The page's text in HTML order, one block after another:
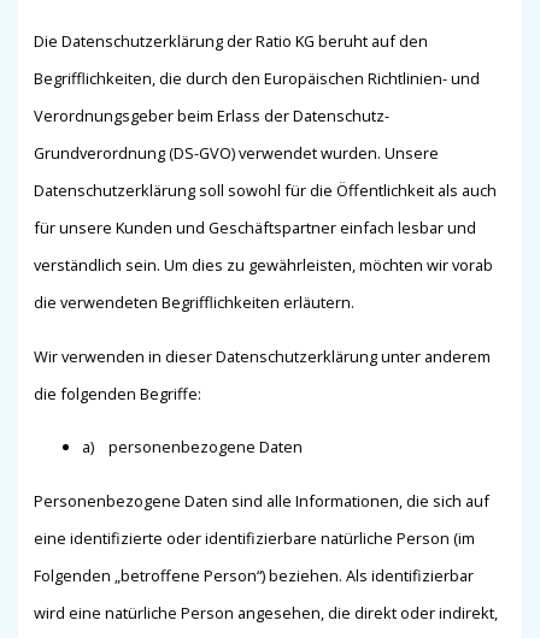
Die Datenschutzerklärung der Ratio KG beruht auf den
Begrifflichkeiten, die durch den Europäischen Richtlinien- und
Verordnungsgeber beim Erlass der Datenschutz-
Grundverordnung (DS-GVO) verwendet wurden. Unsere
Datenschutzerklärung soll sowohl für die Öffentlichkeit als auch
für unsere Kunden und Geschäftspartner einfach lesbar und
verständlich sein. Um dies zu gewährleisten, möchten wir vorab
die verwendeten Begrifflichkeiten erläutern.
Wir verwenden in dieser Datenschutzerklärung unter anderem
die folgenden Begriffe:
a) personenbezogene Daten
Personenbezogene Daten sind alle Informationen, die sich auf
eine identifizierte oder identifizierbare natürliche Person (im
Folgenden „betroffene Person“) beziehen. Als identifizierbar
wird eine natürliche Person angesehen, die direkt oder indirekt,